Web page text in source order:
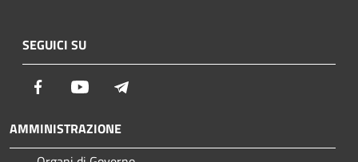
SEGUICI SU
Facebook Youtube
AMMINISTRAZIONE